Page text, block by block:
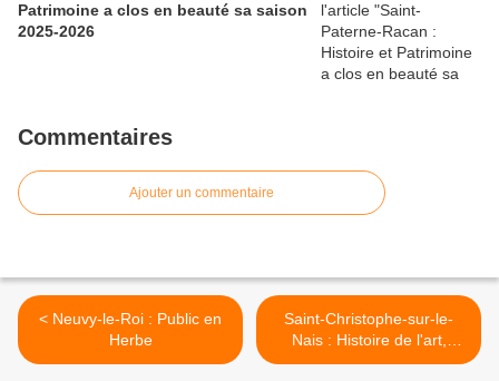
Patrimoine a clos en beauté sa saison
2025-2026
Commentaires
Ajouter un commentaire
< Neuvy-le-Roi : Public en
Herbe
Saint-Christophe-sur-le-
Nais : Histoire de l'art,
réunion d'information >